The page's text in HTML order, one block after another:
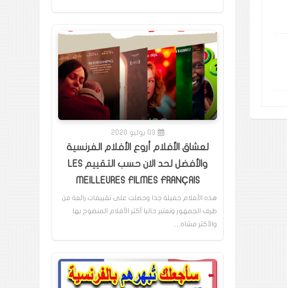
03 يوليو 2020
لعشاق الأفلام أروع الأفلام الفرنسية
والأفضل لحد الان حسب التقييم LES
MEILLEURES FILMES FRANÇAIS
هذه الأفلام جميلة جدا وحصلت على تقييمات رائعة من
طرف الجمهور وتعتبر حاليا أكثر الأفلام المنصوح بها
والأكثر مشاه…